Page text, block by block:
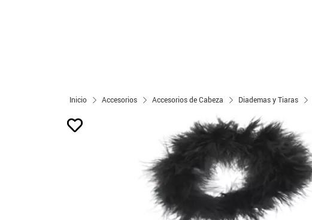
Inicio Accesorios Accesorios de Cabeza Diademas y Tiaras